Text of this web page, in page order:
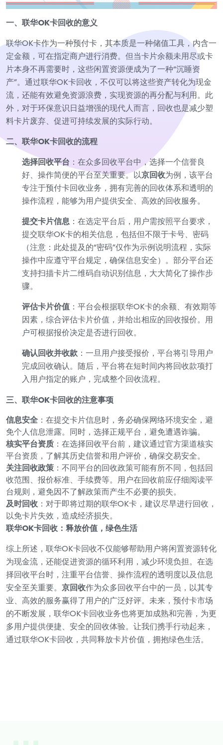
一、联华OK卡回收的意义
联华OK卡作为一种预付卡，其本质是一种储值工具，内含一
定金额，可在指定商户进行消费。但当卡片余额未用尽或卡
片本身不再需要时，这些闲置资源便成为了一种“沉睡资
产”。通过联华OK卡回收，不仅可以将这些资产转化为现金
流，还能有效避免资源浪费，实现资源的再分配与利用。此
外，对于环保意识日益增强的现代人而言，回收也是减少塑
料卡片废弃、促进可持续发展的实际行动。
二、联华OK卡回收的流程
选择回收平台 ：在众多回收平台中，选择一个信誉良
好、操作简便的平台至关重要。以京回收为例，该平台
专注于预付卡回收业务，拥有完善的回收体系和透明的
操作流程，能够为用户提供安全、高效的回收服务。
提交卡片信息 ：在选定平台后，用户需按照平台要求，
提交联华OK卡的相关信息，包括但不限于卡号、密码
（注意：此处提及的“密码”仅作为示例说明流程，实际
操作中应遵守平台规定，确保信息安全）。部分平台还
支持扫描卡片二维码自动识别信息，大大简化了操作步
骤。
评估卡片价值 ：平台会根据联华OK卡的余额、有效期等
因素，综合评估卡片价值，并给出相应的回收报价。用
户可根据报价决定是否进行回收。
确认回收并收款：一旦用户接受报价，平台将引导用户
完成回收确认。随后，平台将在短时间内将回收款项打
入用户指定的账户，完成整个回收流程。
三、联华OK卡回收的注意事项
信息安全 ：在提交卡片信息时，务必确保网络环境安全，避
免个人信息泄露。同时，选择正规平台，避免遭遇诈骗。
核实平台资质 ：在选择回收平台前，建议通过官方渠道核实
平台资质，了解其历史信誉和用户评价，确保交易安全。
关注回收政策 ：不同平台的回收政策可能有所不同，包括回
收范围、报价标准、手续费等。用户在回收前应仔细阅读平
台规则，避免因不了解政策而产生不必要的损失。
及时回收：对于即将过期的联华OK卡，建议尽早进行回收，
以免卡片失效，造成经济损失。
联华OK卡回收：释放价值，绿色生活
综上所述，联华OK卡回收不仅能够帮助用户将闲置资源转化
为现金流，还能促进资源的循环利用，减少环境负担。在选
择回收平台时，注重平台信誉、操作流程的透明度以及信息
安全至关重要。 京回收作为众多回收平台中的一员，以其专
业、高效的服务赢得了用户的广泛好评。未来，预付卡市场
的不断发展，联华OK卡回收业务也将更加成熟和完善，为更
多用户提供便捷、安全的回收体验。让我们携手行动起来，
通过联华OK卡回收，共同释放卡片价值，拥抱绿色生活。